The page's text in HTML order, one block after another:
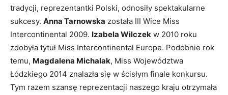
tradycji, reprezentantki Polski, odnosiły spektakularne
sukcesy. Anna Tarnowska została III Wice Miss
Intercontinental 2009. Izabela Wilczek w 2010 roku
zdobyła tytuł Miss Intercontinental Europe. Podobnie rok
temu, Magdalena Michalak, Miss Województwa
Łódzkiego 2014 znalazła się w ścisłym finale konkursu.
Tym razem szansę reprezentacji naszego kraju otrzymała